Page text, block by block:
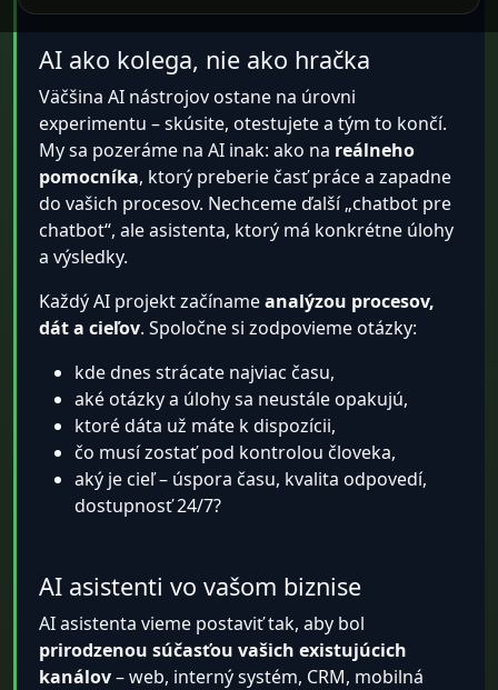
AI ako kolega, nie ako hračka
Väčšina AI nástrojov ostane na úrovni
experimentu – skúsite, otestujete a tým to končí.
My sa pozeráme na AI inak: ako na reálneho
pomocníka, ktorý preberie časť práce a zapadne
do vašich procesov. Nechceme ďalší „chatbot pre
chatbot“, ale asistenta, ktorý má konkrétne úlohy
a výsledky.
Každý AI projekt začínameanalýzou procesov,
dát a cieľov. Spoločne si zodpovieme otázky:
kde dnes strácate najviac času,
aké otázky a úlohy sa neustále opakujú,
ktoré dáta už máte k dispozícii,
čo musí zostať pod kontrolou človeka,
aký je cieľ – úspora času, kvalita odpovedí,
dostupnosť 24/7?
AI asistenti vo vašom biznise
AI asistenta vieme postaviť tak, aby bol
prirodzenou súčasťou vašich existujúcich
kanálov– web, interný systém, CRM, mobilná